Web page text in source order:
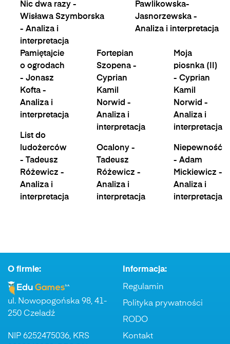
Nic dwa razy -
Wisława Szymborska
- Analiza i
interpretacja
Pawlikowska-
Jasnorzewska -
Analiza i interpretacja
Pamiętajcie
o ogrodach
- Jonasz
Kofta -
Analiza i
interpretacja
List do
ludożerców
- Tadeusz
Różewicz -
Analiza i
interpretacja
Fortepian
Szopena -
Cyprian
Kamil
Norwid -
Analiza i
interpretacja
Ocalony -
Tadeusz
Różewicz -
Analiza i
interpretacja
Moja
piosnka (II)
- Cyprian
Kamil
Norwid -
Analiza i
interpretacja
Niepewność
- Adam
Mickiewicz -
Analiza i
interpretacja
O firmie:
ul. Nowopogońska 98, 41-
250 Czeladź
NIP 6252475036, KRS
Informacja:
Regulamin
Polityka prywatności
RODO
Kontakt